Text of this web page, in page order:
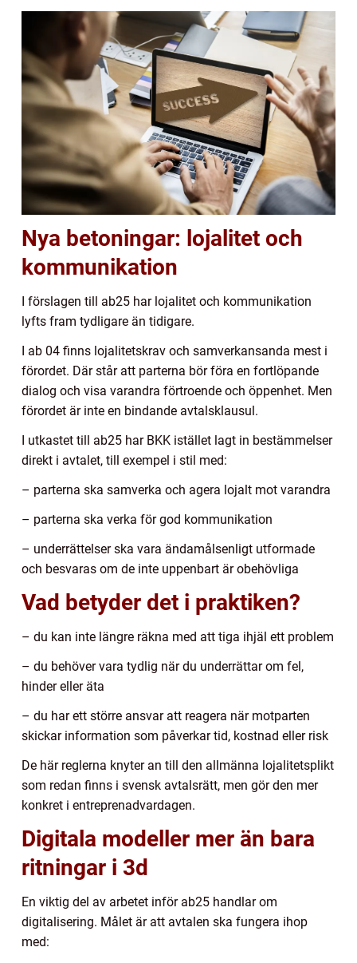
Nya betoningar: lojalitet och
kommunikation
I förslagen till ab25 har lojalitet och kommunikation
lyfts fram tydligare än tidigare.
I ab 04 finns lojalitetskrav och samverkansanda mest i
förordet. Där står att parterna bör föra en fortlöpande
dialog och visa varandra förtroende och öppenhet. Men
förordet är inte en bindande avtalsklausul.
I utkastet till ab25 har BKK istället lagt in bestämmelser
direkt i avtalet, till exempel i stil med:
– parterna ska samverka och agera lojalt mot varandra
– parterna ska verka för god kommunikation
– underrättelser ska vara ändamålsenligt utformade
och besvaras om de inte uppenbart är obehövliga
Vad betyder det i praktiken?
– du kan inte längre räkna med att tiga ihjäl ett problem
– du behöver vara tydlig när du underrättar om fel,
hinder eller äta
– du har ett större ansvar att reagera när motparten
skickar information som påverkar tid, kostnad eller risk
De här reglerna knyter an till den allmänna lojalitetsplikt
som redan finns i svensk avtalsrätt, men gör den mer
konkret i entreprenadvardagen.
Digitala modeller mer än bara
ritningar i 3d
En viktig del av arbetet inför ab25 handlar om
digitalisering. Målet är att avtalen ska fungera ihop
med: